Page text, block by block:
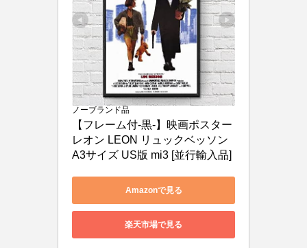
ノーブランド品
【フレーム付-黒-】映画ポスター
レオン LEON リュックベッソン
A3サイズ US版 mi3 [並行輸入品]
Amazonで見る
楽天市場で見る